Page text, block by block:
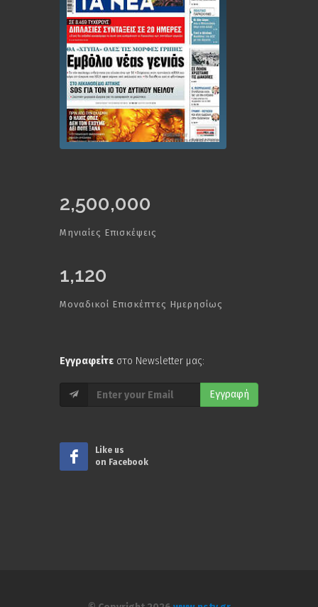
2,500,000
Μηνιαίες Επισκέψεις
1,120
Μοναδικοί Επισκέπτες Ημερησίως
Εγγραφείτε στο Newsletter μας:
Εγγραφή
Like us
on Facebook